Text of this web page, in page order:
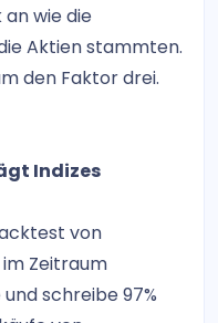
wie die
Aktien stammten.
den Faktor drei.
Indizes
von
Zeitraum
und schreibe 97%